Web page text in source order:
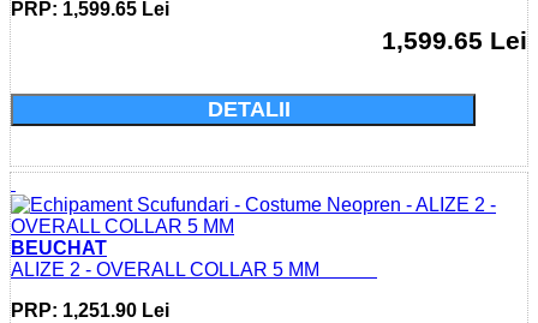
PRP: 1,599.65 Lei
1,599.65 Lei
DETALII
BEUCHAT
ALIZE 2 - OVERALL COLLAR 5 MM
PRP: 1,251.90 Lei